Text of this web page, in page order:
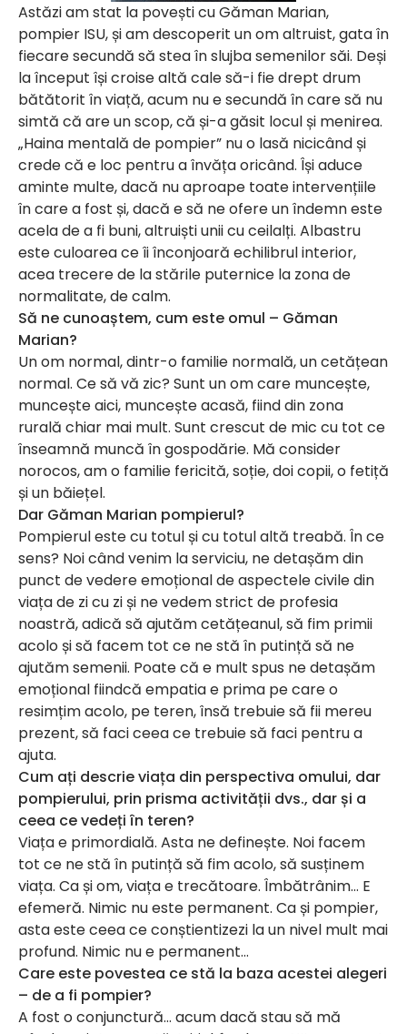
Astăzi am stat la povești cu Găman Marian,
pompier ISU, și am descoperit un om altruist, gata în
fiecare secundă să stea în slujba semenilor săi. Deși
la început își croise altă cale să-i fie drept drum
bătătorit în viață, acum nu e secundă în care să nu
simtă că are un scop, că și-a găsit locul și menirea.
„Haina mentală de pompier” nu o lasă nicicând și
crede că e loc pentru a învăța oricând. Își aduce
aminte multe, dacă nu aproape toate intervențiile
în care a fost și, dacă e să ne ofere un îndemn este
acela de a fi buni, altruiști unii cu ceilalți. Albastru
este culoarea ce îi înconjoară echilibrul interior,
acea trecere de la stările puternice la zona de
normalitate, de calm.
Să ne cunoaștem, cum este omul – Găman
Marian?
Un om normal, dintr-o familie normală, un cetățean
normal. Ce să vă zic? Sunt un om care muncește,
muncește aici, muncește acasă, fiind din zona
rurală chiar mai mult. Sunt crescut de mic cu tot ce
înseamnă muncă în gospodărie. Mă consider
norocos, am o familie fericită, soție, doi copii, o fetiță
și un băiețel.
Dar Găman Marian pompierul?
Pompierul este cu totul și cu totul altă treabă. În ce
sens? Noi când venim la serviciu, ne detașăm din
punct de vedere emoțional de aspectele civile din
viața de zi cu zi și ne vedem strict de profesia
noastră, adică să ajutăm cetățeanul, să fim primii
acolo și să facem tot ce ne stă în putință să ne
ajutăm semenii. Poate că e mult spus ne detașăm
emoțional fiindcă empatia e prima pe care o
resimțim acolo, pe teren, însă trebuie să fii mereu
prezent, să faci ceea ce trebuie să faci pentru a
ajuta.
Cum ați descrie viața din perspectiva omului, dar
pompierului, prin prisma activității dvs., dar și a
ceea ce vedeți în teren?
Viața e primordială. Asta ne definește. Noi facem
tot ce ne stă în putință să fim acolo, să susținem
viața. Ca și om, viața e trecătoare. Îmbătrânim… E
efemeră. Nimic nu este permanent. Ca și pompier,
asta este ceea ce conștientizezi la un nivel mult mai
profund. Nimic nu e permanent…
Care este povestea ce stă la baza acestei alegeri
– de a fi pompier?
A fost o conjunctură… acum dacă stau să mă